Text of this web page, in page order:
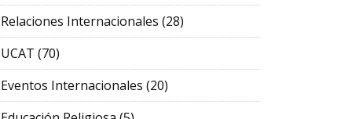
Relaciones Internacionales (28)
UCAT (70)
Eventos Internacionales (20)